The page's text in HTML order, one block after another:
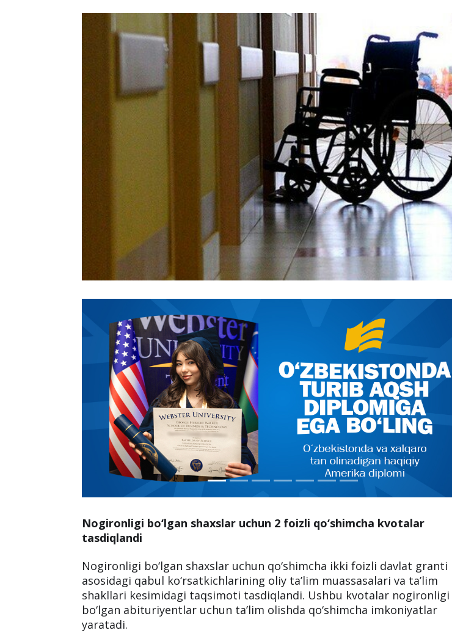
Nogironligi bo‘lgan shaxslar uchun 2 foizli qo‘shimcha kvotalar
tasdiqlandi
Nogironligi bo‘lgan shaxslar uchun qo‘shimcha ikki foizli davlat granti
asosidagi qabul ko‘rsatkichlarining oliy ta’lim muassasalari va ta’lim
shakllari kesimidagi taqsimoti tasdiqlandi. Ushbu kvotalar nogironligi
bo‘lgan abituriyentlar uchun ta’lim olishda qo‘shimcha imkoniyatlar
yaratadi.